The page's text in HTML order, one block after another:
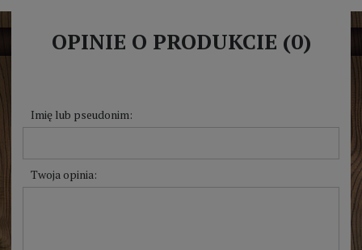
OPINIE O PRODUKCIE (0)
Imię lub pseudonim:
Twoja opinia: